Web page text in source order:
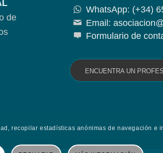
de
WhatsApp: (+34)
Email:
Formulario de
ENCUENTRA UN
recopilar estadísticas anónimas de navegación e